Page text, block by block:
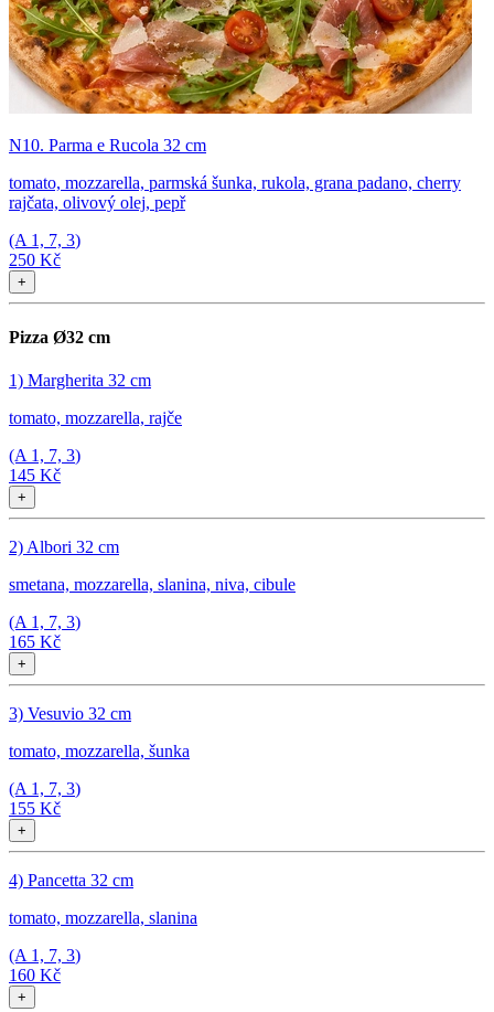
N10. Parma e Rucola 32 cm
tomato, mozzarella, parmská šunka, rukola, grana padano, cherry
rajčata, olivový olej, pepř
(A 1, 7, 3)
250 Kč
+
Pizza Ø32 cm
1) Margherita 32 cm
tomato, mozzarella, rajče
(A 1, 7, 3)
145 Kč
+
2) Albori 32 cm
smetana, mozzarella, slanina, niva, cibule
(A 1, 7, 3)
165 Kč
+
3) Vesuvio 32 cm
tomato, mozzarella, šunka
(A 1, 7, 3)
155 Kč
+
4) Pancetta 32 cm
tomato, mozzarella, slanina
(A 1, 7, 3)
160 Kč
+